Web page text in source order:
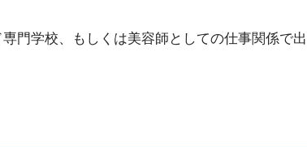
門学校、もしくは美容師としての仕事関係で